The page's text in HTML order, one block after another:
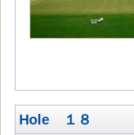
Hole １８